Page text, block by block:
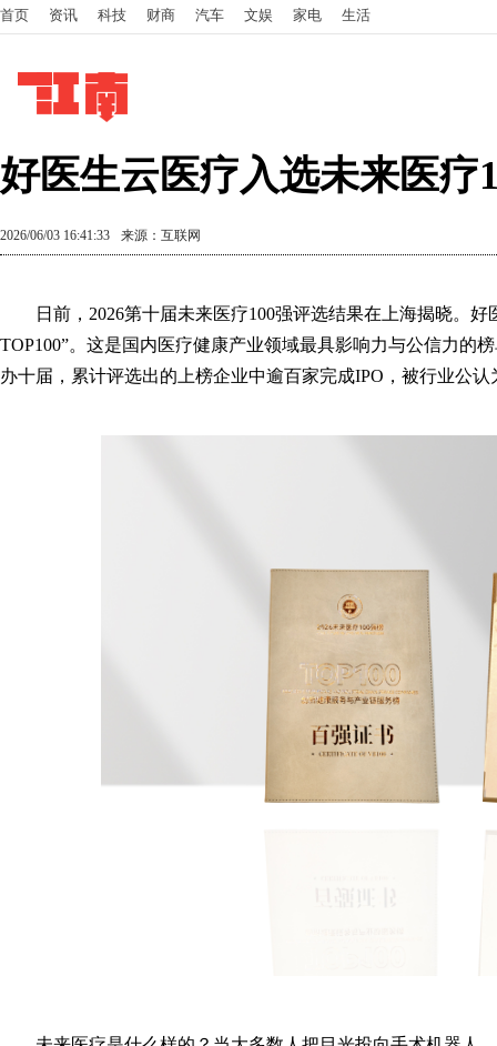
首页 资讯 科技 财商 汽车 文娱 家电 生活
好医生云医疗入选未来医疗
2026/06/03 16:41:33 来源：互联网
日前，2026第十届未来医疗100强评选结果在上海揭晓。
TOP100”。这是国内医疗健康产业领域最具影响力与公信力的
办十届，累计评选出的上榜企业中逾百家完成IPO，被行业公